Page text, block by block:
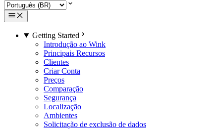
Getting Started
Introdução ao Wink
Principais Recursos
Clientes
Criar Conta
Preços
Comparação
Segurança
Localização
Ambientes
Solicitação de exclusão de dados